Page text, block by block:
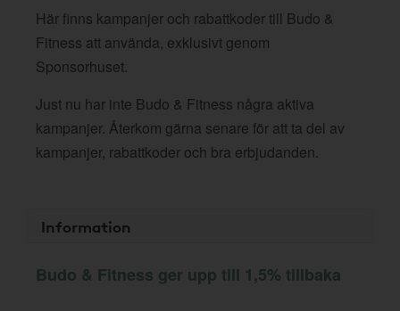
Här finns kampanjer och rabattkoder till Budo &
Fitness att använda, exklusivt genom
Sponsorhuset.
Just nu har inte Budo & Fitness några aktiva
kampanjer. Återkom gärna senare för att ta del av
kampanjer, rabattkoder och bra erbjudanden.
Information
Budo & Fitness ger upp till 1,5% tillbaka